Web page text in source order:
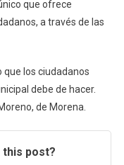
que ofrece
a través de las
que los ciudadanos
debe de hacer.
de Morena.
this post?